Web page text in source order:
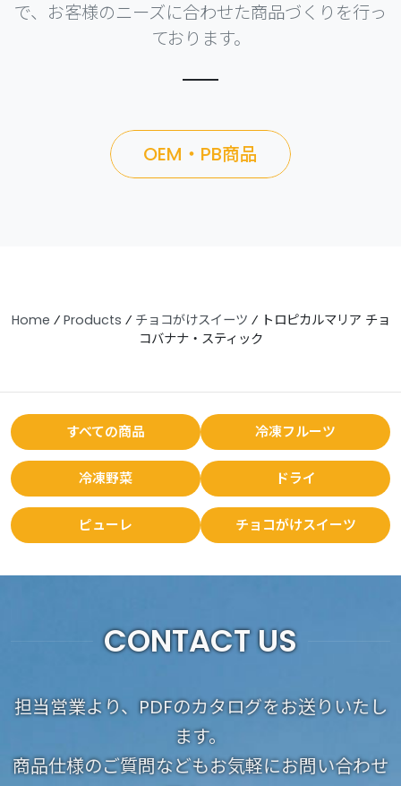
で、お客様のニーズに合わせた商品づくりを行っ
ております。
OEM・PB商品
Home ⁄ Products ⁄ チョコがけスイーツ ⁄ トロピカルマリア チョ
コバナナ・スティック
すべての商品 冷凍フルーツ
冷凍野菜 ドライ
ピューレ チョコがけスイーツ
CONTACT US
担当営業より、PDFのカタログをお送りいたし
ます。
商品仕様のご質問などもお気軽にお問い合わせ